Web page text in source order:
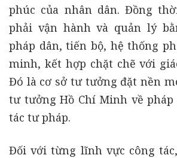
phúc của nhân dân. Đồng
phải vận hành và quản lý
pháp dân, tiến bộ, hệ thống
minh, kết hợp chặt chẽ với
Đó là cơ sở tư tưởng đặt nền
tư tưởng Hồ Chí Minh về pháp
tác tư pháp.
Đối với từng lĩnh vực công